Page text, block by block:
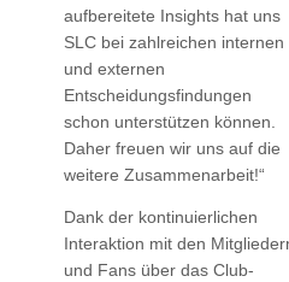
aufbereitete Insights hat uns
SLC bei zahlreichen internen
und externen
Entscheidungsfindungen
schon unterstützen können.
Daher freuen wir uns auf die
weitere Zusammenarbeit!“
Dank der kontinuierlichen
Interaktion mit den
und Fans über das Club-